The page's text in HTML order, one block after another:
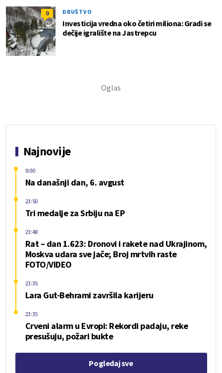
0 DRUŠTVO
Investicija vredna oko četiri miliona: Gradi se
dečije igralište na Jastrepcu
Najnovije
Na današnji dan, 6. avgust
0:00
Tri medalje za Srbiju na EP
23:50
Rat – dan 1.623: Dronovi i rakete nad Ukrajinom,
Moskva udara sve jače; Broj mrtvih raste
FOTO/VIDEO
23:48
Lara Gut-Behrami završila karijeru
23:35
Crveni alarm u Evropi: Rekordi padaju, reke
presušuju, požari bukte
23:35
Pogledaj sve